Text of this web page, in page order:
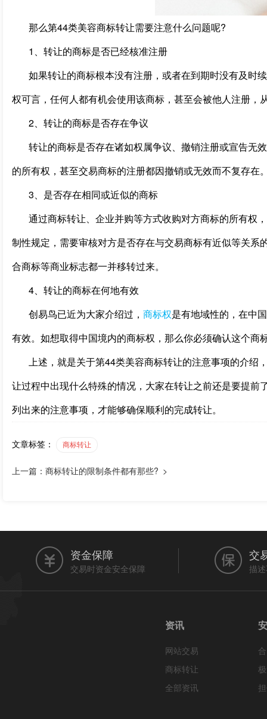
那么第44类美容商标转让需要注意什么问题呢?
1、转让的商标是否已经核准注册
如果转让的商标根本没有注册，或者在到期时没有及时
权可言，任何人都有机会使用该商标，甚至会被他人注册
2、转让的商标是否存在争议
转让的商标是否存在诸如权属争议、撤销注册或宣告无
的所有权，甚至交易商标的注册都因撤销或无效而不复存在
3、是否存在相同或近似的商标
通过商标转让、企业并购等方式收购对方商标的所有权
制性规定，需要审核对方是否存在与交易商标有近似等关
合商标等商业标志都一并移转过来。
4、转让的商标在何地有效
创易鸟已近为大家介绍过， 商标权是有地域性的，在中
有效。如想取得中国境内的商标权，那么你必须确认这个商
上述，就是关于第44类美容商标转让的注意事项的介绍
让过程中出现什么特殊的情况，大家在转让之前还是要提
列出来的注意事项，才能够确保顺利的完成转让。
文章标签： 商标转让
上一篇：商标转让的限制条件都有那些? >
资金保障
交易时资金安全保障
交
描
资讯
网站交易
商标转让
全部资讯